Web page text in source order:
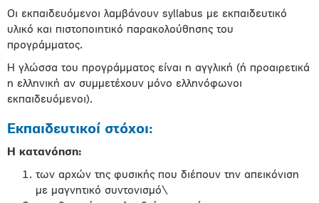
Οι εκπαιδευόμενοι λαμβάνουν syllabus με εκπαιδευτικό
υλικό και πιστοποιητικό παρακολούθησης του
προγράμματος.
Η γλώσσα του προγράμματος είναι η αγγλική (ή προαιρετικά
η ελληνική αν συμμετέχουν μόνο ελληνόφωνοι
εκπαιδευόμενοι).
Εκπαιδευτικοί στόχοι:
Η κατανόηση:
των αρχών της φυσικής που διέπουν την απεικόνιση
με μαγνητικό συντονισμό\